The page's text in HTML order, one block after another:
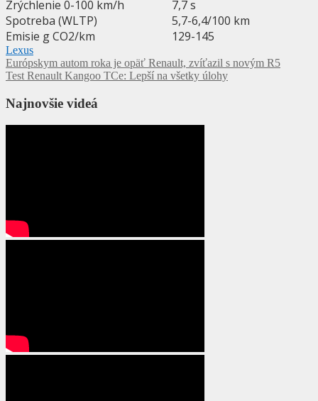
Zrýchlenie 0-100 km/h
7,7 s
Spotreba (WLTP)
5,7-6,4/100 km
Emisie g CO2/km
129-145
Lexus
Navigácia
v
článku
Európskym autom roka je opäť Renault, zvíťazil s novým R5
Test Renault Kangoo TCe: Lepší na všetky úlohy
Najnovšie videá